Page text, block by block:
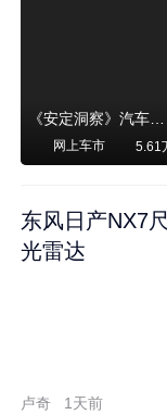
《安定洞察》汽车烧不烧油，和石油安全无关！
网上车市 5.61
东风日产NX7
光雷达
卢奇 1天前